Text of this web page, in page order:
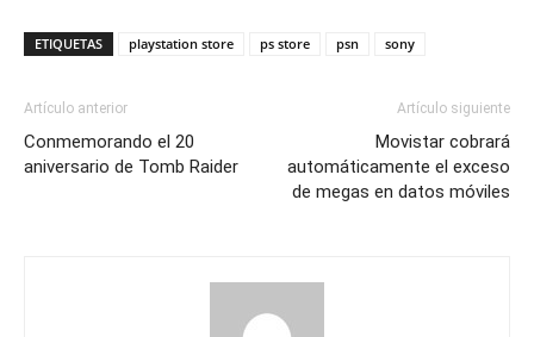
ETIQUETAS playstation store ps store psn sony
Artículo anterior
Conmemorando el 20
aniversario de Tomb Raider
Artículo siguiente
Movistar cobrará
automáticamente el exceso
de megas en datos móviles